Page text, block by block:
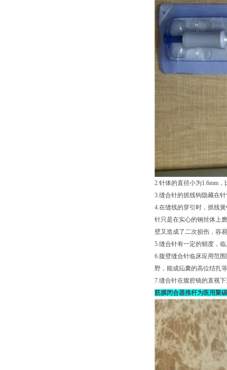
2.针体的直径小为1.6mm
3.缝合针的抓线钩隐藏在
4.在缝线的穿引时，抓线
针只是在实心的钢丝体上
壁又造成了二次损伤，容
5.缝合针有一定的韧度，
6.腹壁缝合针临床应用范
野，能成疝囊的高位结扎
7.缝合针在腹腔镜的直视
筋膜闭合器推杆为医用聚